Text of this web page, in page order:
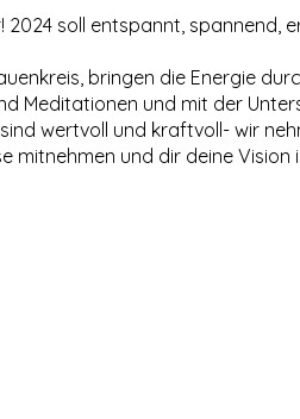
2024 soll entspannt, spannend,
bringen die Energie
Meditationen und mit der
wertvoll und kraftvoll- wir
mitnehmen und dir deine